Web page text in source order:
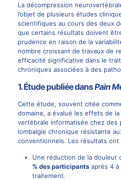
La décompression
l’objet de plusieurs études
scientifiques au cours des deux
que certains résultats doivent
prudence en raison de la
nombre croissant de travaux de
efficacité significative dans le
chroniques associées à des
1. Étude publiée dansPain
Cette étude, souvent citée
domaine, a évalué les effets de
vertébrale informatisée chez des
lombalgie chronique résistante
conventionnels. Les résultats ont
Une réduction de la douleur
% des participantsaprès 4 à
traitement.